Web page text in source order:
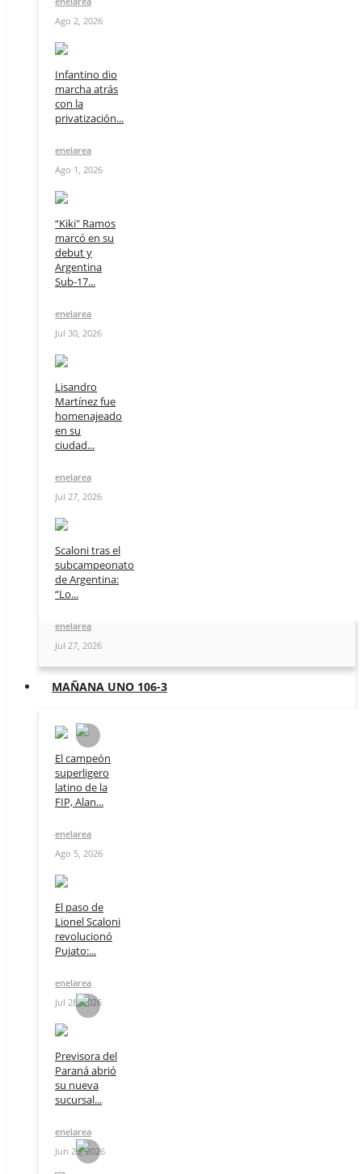
Ago 2, 2026
Infantino dio
marcha atrás
con la
privatización...
enelarea
Ago 1, 2026
“Kiki" Ramos
marcó en su
debut y
Argentina
Sub-17...
enelarea
Jul 30, 2026
Lisandro
Martínez fue
homenajeado
en su
ciudad...
enelarea
Jul 27, 2026
Scaloni tras el
subcampeonato
de Argentina:
“Lo...
enelarea
Jul 27, 2026
MAÑANA UNO 106-3
El campeón
superligero
latino de la
FIP, Alan...
enelarea
Ago 5, 2026
El paso de
Lionel Scaloni
revolucionó
Pujato:...
enelarea
Jul 28, 2026
Previsora del
Paraná abrió
su nueva
sucursal...
enelarea
Jun 23, 2026